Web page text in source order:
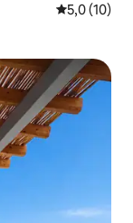
Середня
5,0 (10)